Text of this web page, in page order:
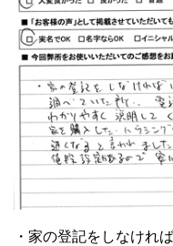
・家の登記をしなけれ